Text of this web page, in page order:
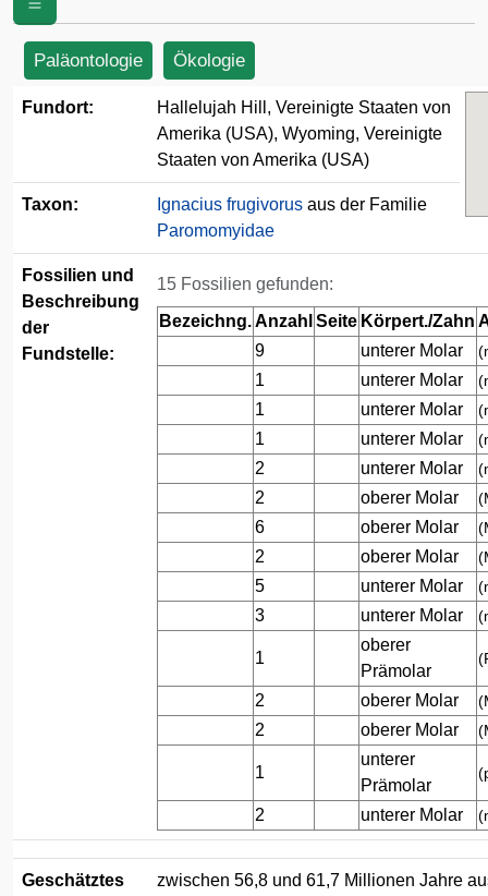
Paläontologie Ökologie
Fundort:
Hallelujah Hill, Vereinigte Staaten von
Amerika (USA), Wyoming, Vereinigte
Staaten von Amerika (USA)
Taxon: Ignacius frugivorus aus der Familie
Paromomyidae
Fossilien und
Beschreibung
der
Fundstelle:
15 Fossilien gefunden:
Bezeichng.Anzahl Seite Körpert./Zahn
9
unterer Molar
1 unterer Molar
1 unterer Molar
1 unterer Molar
2 unterer Molar
2 oberer Molar
6 oberer Molar
2 oberer Molar
5 unterer Molar
3 unterer Molar
1
oberer
Prämolar
2 oberer Molar
2 oberer Molar
1
unterer
Prämolar
2 unterer Molar
Geschätztes
zwischen 56,8 und 61,7 Millionen Jahre